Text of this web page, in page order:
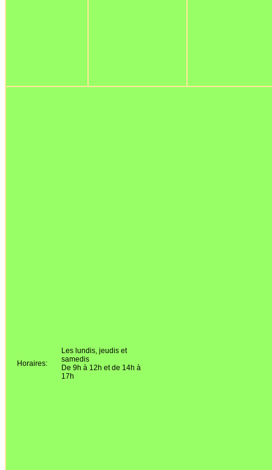
Horaires:
Les lundis, jeudis et
samedis
De 9h à 12h et de 14h à
17h